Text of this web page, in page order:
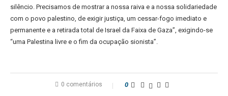
silêncio. Precisamos de mostrar a nossa raiva e a nossa solidariedade
com o povo palestino, de exigir justiça, um cessar-fogo imediato e
permanente e a retirada total de Israel da Faixa de Gaza”, exigindo-se
“uma Palestina livre e o fim da ocupação sionista”.
0 comentários 0